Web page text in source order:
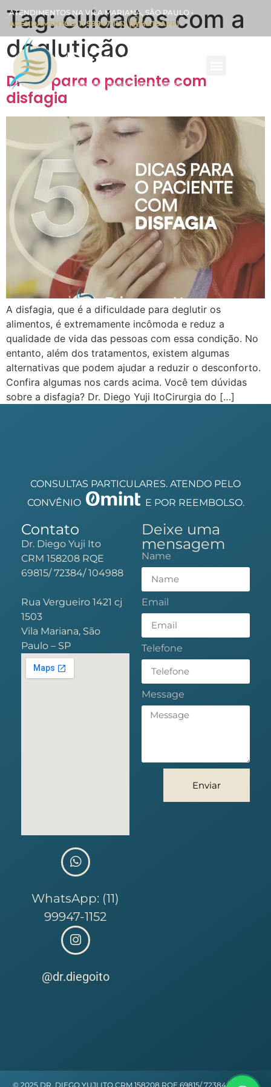
ATENDIMENTOS NA VILA MARIANA, SÃO PAULO •
AGENDAMENTOS: 11 99947-1152 (WHATSAPP)
Tag:cuidados com a
deglutição
Dicas para o paciente com
disfagia
A disfagia, que é a dificuldade para deglutir os
alimentos, é extremamente incômoda e reduz a
qualidade de vida das pessoas com essa condição. No
entanto, além dos tratamentos, existem algumas
alternativas que podem ajudar a reduzir o desconforto.
Confira algumas nos cards acima. Você tem dúvidas
sobre a disfagia? Dr. Diego Yuji ItoCirurgia do […]
CONSULTAS PARTICULARES. ATENDO PELO
CONVÊNIO
E POR REEMBOLSO.
Contato
Dr. Diego Yuji Ito
CRM 158208 RQE
69815/ 72384/ 104988
Rua Vergueiro 1421 cj
1503
Vila Mariana, São
Paulo – SP
WhatsApp: (11)
99947-1152
@dr.diegoito
Deixe uma
mensagem
Name
Email
Telefone
Message
Enviar
© 2025 DR. DIEGO YUJI ITO CRM 158208 RQE 69815/ 72384/ 104988.